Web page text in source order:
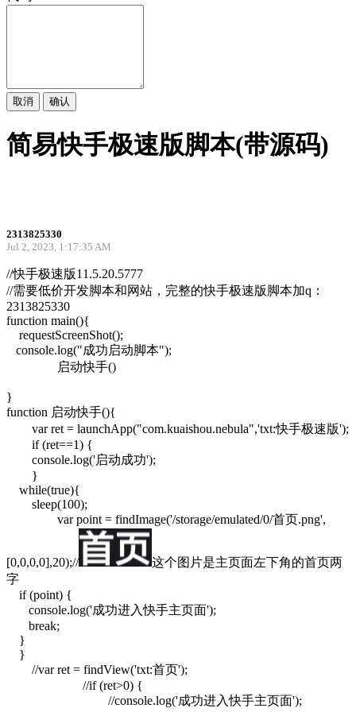
取消 确认
简易快手极速版脚本(带源码)
2313825330
Jul 2, 2023, 1:17:35 AM
//快手极速版11.5.20.5777
//需要低价开发脚本和网站，完整的快手极速版脚本加q：
2313825330
function main(){
requestScreenShot();
console.log("成功启动脚本");
启动快手()
}
function 启动快手(){
var ret = launchApp("com.kuaishou.nebula",'txt:快手极速版');
if (ret==1) {
console.log('启动成功');
}
while(true){
sleep(100);
var point = findImage('/storage/emulated/0/首页.png',
[0,0,0,0],20);//
这个图片是主页面左下角的首页两
字
if (point) {
console.log('成功进入快手主页面');
break;
}
}
//var ret = findView('txt:首页');
//if (ret>0) {
//console.log('成功进入快手主页面');